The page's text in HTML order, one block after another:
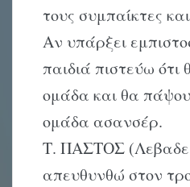
τους συμπαίκτες
Aν υπάρξει
παιδιά πιστεύω ότι
ομάδα και θα
ομάδα ασανσέρ.
Τ. ΠΑΣΤΟΣ
απευθυνθώ στον